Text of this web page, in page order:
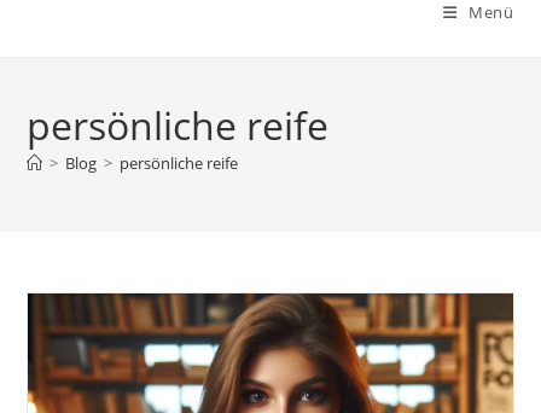
Menü
persönliche reife
> Blog > persönliche reife